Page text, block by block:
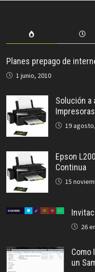
Planes prepago de
1 junio, 2010
Solución a
19
Epson
Continua
15
26
Como
un